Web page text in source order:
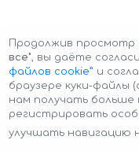
Авторские права
Продолжив
все", вы даёте
файлов cookie” и
браузере куки-файлы
нам получать
регистрировать
улучшать навигацию